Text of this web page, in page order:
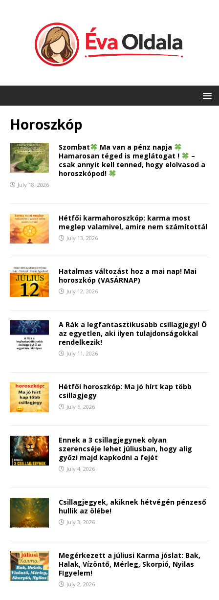
Horoszkóp
Szombat
Ma van a pénz napja
Hamarosan téged is meglátogat !
–
csak annyit kell tenned, hogy elolvasod a
horoszkópod!
July 18, 2026
Hétfői karmahoroszkóp: karma most
meglep valamivel, amire nem számítottál
July 13, 2026
Hatalmas változást hoz a mai nap! Mai
horoszkóp (VASÁRNAP)
July 12, 2026
A Rák a legfantasztikusabb csillagjegy! Ő
az egyetlen, aki ilyen tulajdonságokkal
rendelkezik!
July 11, 2026
Hétfői horoszkóp: Ma jó hírt kap több
csillagjegy
July 6, 2026
Ennek a 3 csillagjegynek olyan
szerencséje lehet júliusban, hogy alig
győzi majd kapkodni a fejét
July 4, 2026
Csillagjegyek, akiknek hétvégén pénzeső
hullik az ölébe!
July 3, 2026
Megérkezett a júliusi Karma jóslat: Bak,
Halak, Vízöntő, Mérleg, Skorpió, Nyilas
FIgyelem!
July 2, 2026